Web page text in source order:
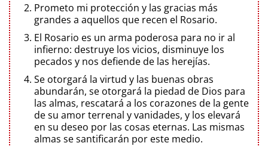
Prometo mi protección y las gracias más
grandes a aquellos que recen el Rosario.
El Rosario es un arma poderosa para no ir al
infierno: destruye los vicios, disminuye los
pecados y nos defiende de las herejías.
Se otorgará la virtud y las buenas obras
abundarán, se otorgará la piedad de Dios para
las almas, rescatará a los corazones de la gente
de su amor terrenal y vanidades, y los elevará
en su deseo por las cosas eternas. Las mismas
almas se santificarán por este medio.